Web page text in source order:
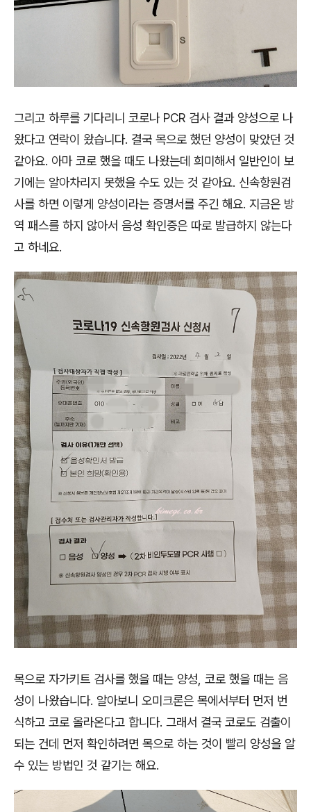
그리고 하루를 기다리니 코로나 PCR 검사 결과 양성으로 나
왔다고 연락이 왔습니다. 결국 목으로 했던 양성이 맞았던 것
같아요. 아마 코로 했을 때도 나왔는데 희미해서 일반인이 보
기에는 알아차리지 못했을 수도 있는 것 같아요. 신속항원검
사를 하면 이렇게 양성이라는 증명서를 주긴 해요. 지금은 방
역 패스를 하지 않아서 음성 확인증은 따로 발급하지 않는다
고 하네요.
목으로 자가키트 검사를 했을 때는 양성, 코로 했을 때는 음
성이 나왔습니다. 알아보니 오미크론은 목에서부터 먼저 번
식하고 코로 올라온다고 합니다. 그래서 결국 코로도 검출이
되는 건데 먼저 확인하려면 목으로 하는 것이 빨리 양성을 알
수 있는 방법인 것 같기는 해요.